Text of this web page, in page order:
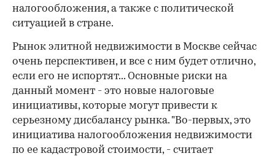
налогообложения, а также с политической
ситуацией в стране.
Рынок элитной недвижимости в Москве сейчас
очень перспективен, и все с ним будет отлично,
если его не испортят... Основные риски на
данный момент - это новые налоговые
инициативы, которые могут привести к
серьезному дисбалансу рынка. "Во-первых, это
инициатива налогообложения недвижимости
по ее кадастровой стоимости, - считает